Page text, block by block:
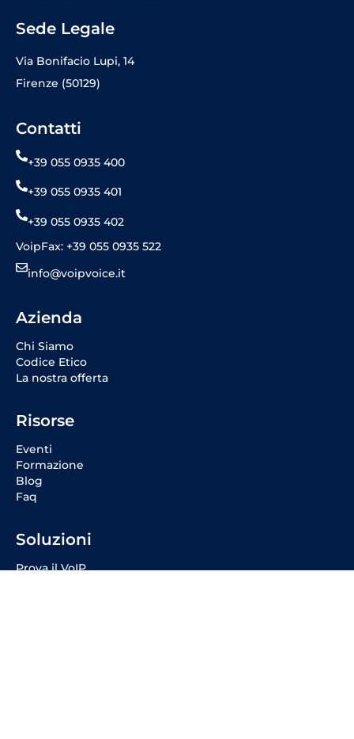
Sede Legale
Via Bonifacio Lupi, 14
Firenze (50129)
Contatti
+39 055 0935 400
+39 055 0935 401
+39 055 0935 402
VoipFax: +39 055 0935 522
info@voipvoice.it
Azienda
Chi Siamo
Codice Etico
La nostra offerta
Risorse
Eventi
Formazione
Blog
Faq
Soluzioni
Prova il VoIP